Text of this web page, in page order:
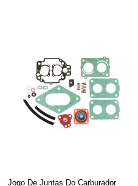
Jogo De Juntas Do Carburador